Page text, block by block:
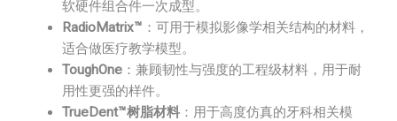
软硬件组合件一次成型。
RadioMatrix™ ：可用于模拟影像学相关结构的材料，
适合做医疗教学模型。
ToughOne ：兼顾韧性与强度的工程级材料，用于耐
用性更强的样件。
TrueDent™树脂材料 ：用于高度仿真的牙科相关模